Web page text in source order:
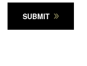
SUBMIT